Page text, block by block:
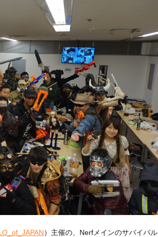
）主催の、Nerfメインのサバイバル